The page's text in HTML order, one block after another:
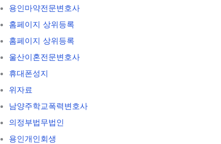
용인마약전문변호사
홈페이지 상위등록
홈페이지 상위등록
울산이혼전문변호사
휴대폰성지
위자료
남양주학교폭력변호사
의정부법무법인
용인개인회생